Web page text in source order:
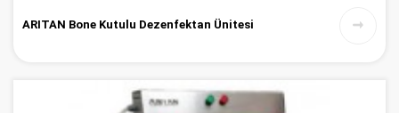
ARITAN Bone Kutulu Dezenfektan Ünitesi